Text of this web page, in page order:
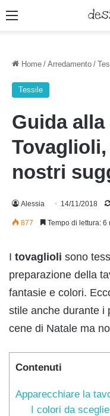
Menu
Home / Arredamento /
Tessile
Guida
nostri
Alessia 14/11/2018
877 Tempo di lettura: 6
I tovaglioli sono
preparazione della
fantasie e colori.
stile anche durante i
cene di Natale ma
Contenuti
Apparecchiare la
I colori da